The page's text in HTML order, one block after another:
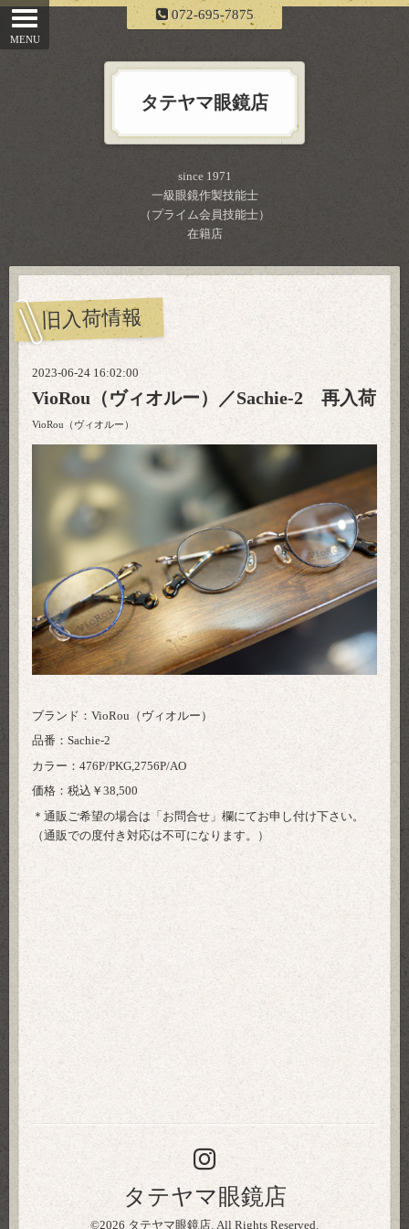
072-695-7875
タテヤマ眼鏡店
since 1971
一級眼鏡作製技能士
（プライム会員技能士）
在籍店
旧入荷情報
2023-06-24 16:02:00
VioRou（ヴィオルー）／Sachie-2 再入荷
VioRou（ヴィオルー）
ブランド：VioRou（ヴィオルー）
品番：Sachie-2
カラー：476P/PKG,2756P/AO
価格：税込￥38,500
＊通販ご希望の場合は「 お問合せ 」欄にてお申し付け下さい。
（通販での度付き対応は不可になります。）
タテヤマ眼鏡店
©2026 タテヤマ眼鏡店. All Rights Reserved.